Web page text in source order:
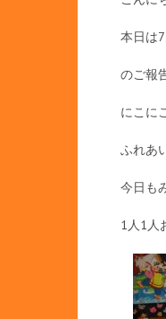
本日は
のご報
にこに
ふれあ
今日も
1人1人